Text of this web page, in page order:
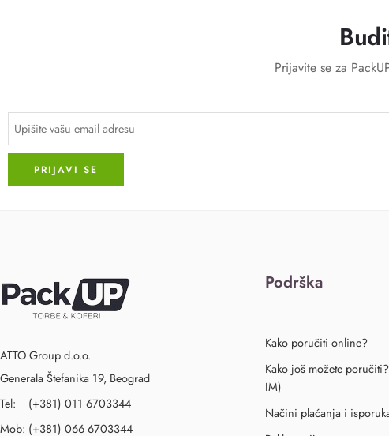
Prijavite se za
ATTO Group d.o.o.
Generala Štefanika 19, Beograd
Tel: (+381) 011 6703344
Mob: (+381) 066 6703344
Podrška
Kako poručiti online?
Kako još možete
IM)
Načini plaćanja i